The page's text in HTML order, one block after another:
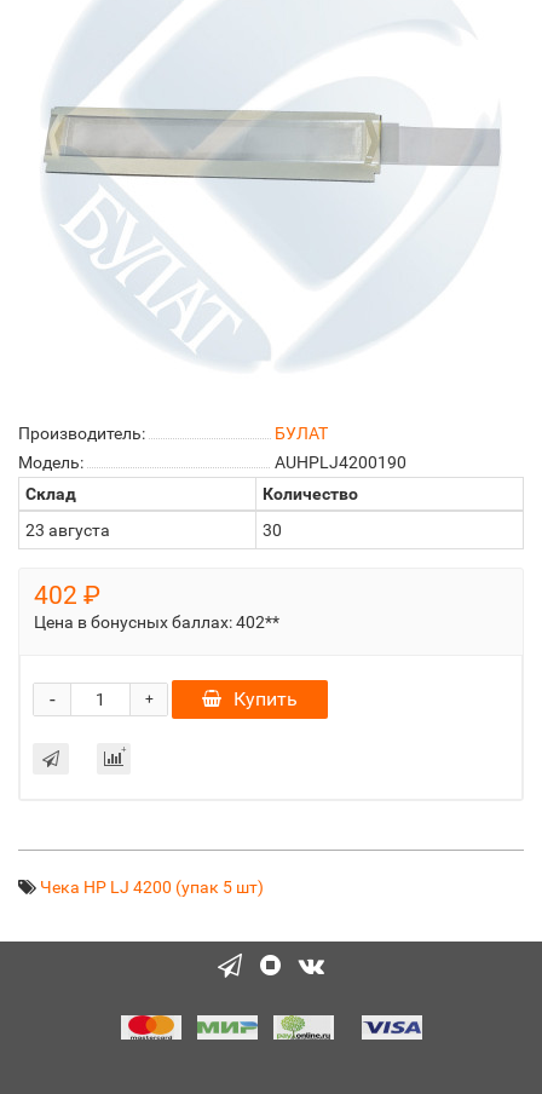
Производитель:
БУЛАТ
Модель:
AUHPLJ4200190
Склад
Количество
23 августа
30
402 ₽
Цена в бонусных баллах:402**
+
- Купить
Чека HP LJ 4200 (упак 5 шт)